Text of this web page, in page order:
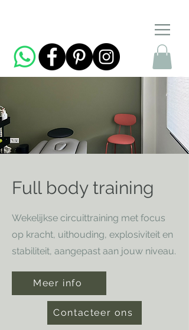
Full body training
Wekelijkse circuittraining met focus
op kracht, uithouding, explosiviteit en
stabiliteit, aangepast aan jouw niveau.
Meer info
Contacteer ons